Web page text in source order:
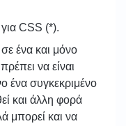
CSS (*).
ένα και μόνο
να είναι
ένα συγκεκριμένο
και άλλη φορά
μπορεί και να